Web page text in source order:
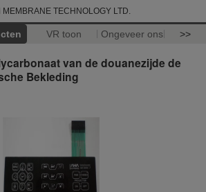
MEMBRANE TECHNOLOGY LTD.
VR toon Ongeveer ons >>
van de douanezijde de
Bekleding